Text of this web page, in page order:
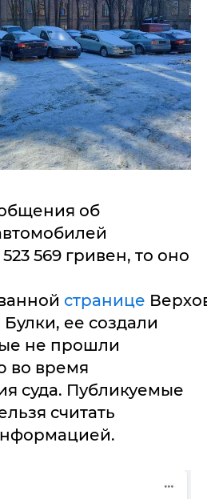
об
569 гривен, то оно
странице
ее создали
не прошли
во время
суда. Публикуемые
считать